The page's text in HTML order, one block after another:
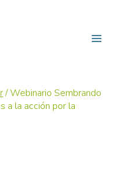
/Webinario Sembrando
a la acción por la